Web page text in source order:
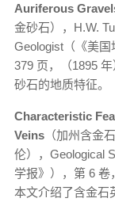
Auriferous
金砂石），H.W.
Geologist（《美
379 页，（1895
砂石的地质特征。
Characteristic
Veins （加州含金
伦），Geological
学报》），第 6 卷
本文介绍了含金石